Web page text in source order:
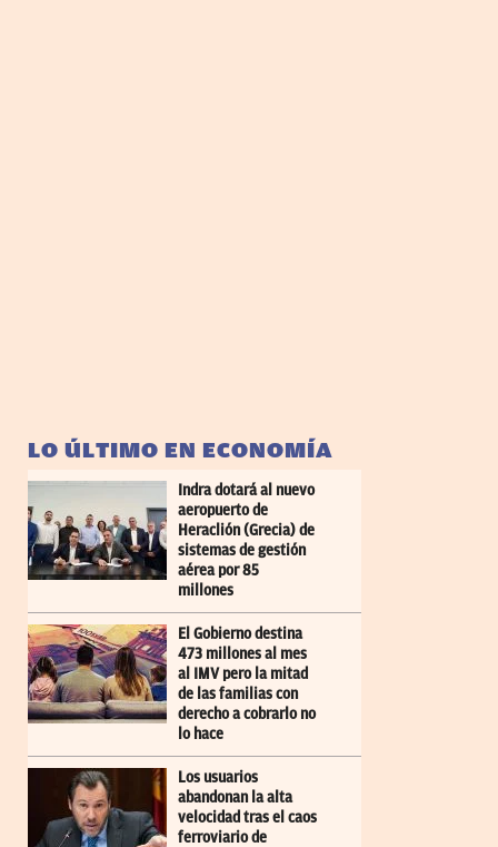
LO ÚLTIMO EN ECONOMÍA
Indra dotará al nuevo
aeropuerto de
Heraclión (Grecia) de
sistemas de gestión
aérea por 85
millones
El Gobierno destina
473 millones al mes
al IMV pero la mitad
de las familias con
derecho a cobrarlo no
lo hace
Los usuarios
abandonan la alta
velocidad tras el caos
ferroviario de